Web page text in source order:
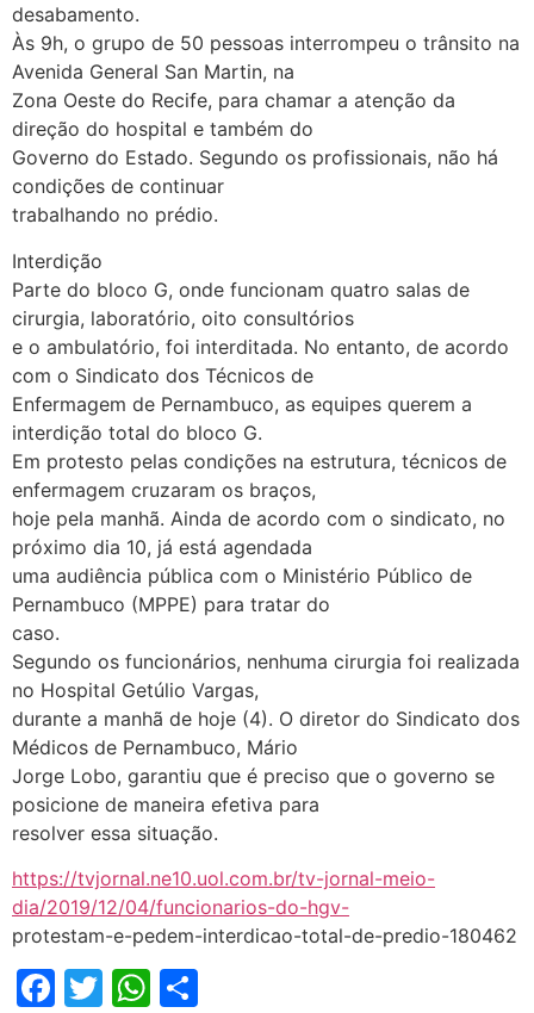
desabamento.
Às 9h, o grupo de 50 pessoas interrompeu o trânsito na
Avenida General San Martin, na
Zona Oeste do Recife, para chamar a atenção da
direção do hospital e também do
Governo do Estado. Segundo os profissionais, não há
condições de continuar
trabalhando no prédio.
Interdição
Parte do bloco G, onde funcionam quatro salas de
cirurgia, laboratório, oito consultórios
e o ambulatório, foi interditada. No entanto, de acordo
com o Sindicato dos Técnicos de
Enfermagem de Pernambuco, as equipes querem a
interdição total do bloco G.
Em protesto pelas condições na estrutura, técnicos de
enfermagem cruzaram os braços,
hoje pela manhã. Ainda de acordo com o sindicato, no
próximo dia 10, já está agendada
uma audiência pública com o Ministério Público de
Pernambuco (MPPE) para tratar do
caso.
Segundo os funcionários, nenhuma cirurgia foi realizada
no Hospital Getúlio Vargas,
durante a manhã de hoje (4). O diretor do Sindicato dos
Médicos de Pernambuco, Mário
Jorge Lobo, garantiu que é preciso que o governo se
posicione de maneira efetiva para
resolver essa situação.
https://tvjornal.ne10.uol.com.br/tv-jornal-meio-
dia/2019/12/04/funcionarios-do-hgv-
protestam-e-pedem-interdicao-total-de-predio-180462
Facebook
TwitterWhatsApp